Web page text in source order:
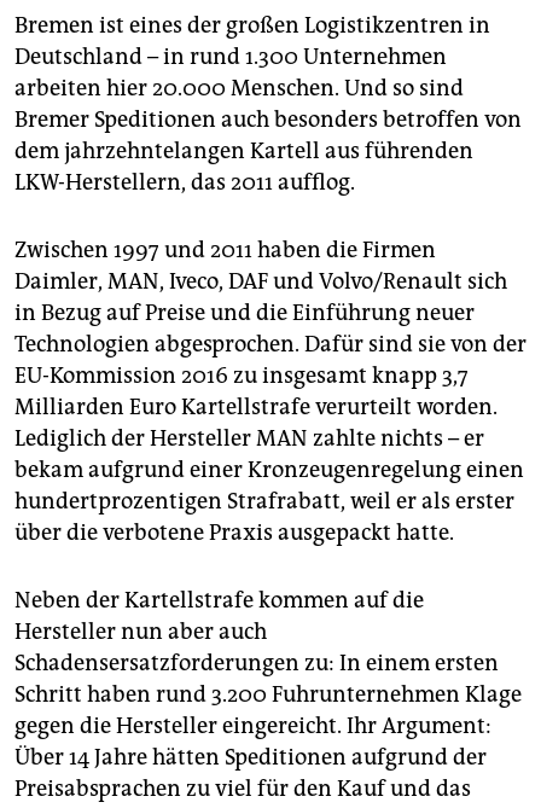
genossenschaft
epaper login
Bremen ist eines der großen Logistikzentren in
Deutschland – in rund 1.300 Unternehmen
arbeiten hier 20.000 Menschen. Und so sind
Bremer Speditionen auch besonders betroffen von
dem jahrzehntelangen Kartell aus führenden
LKW-Herstellern, das 2011 aufflog.
Zwischen 1997 und 2011 haben die Firmen
Daimler, MAN, Iveco, DAF und Volvo/Renault sich
in Bezug auf Preise und die Einführung neuer
Technologien abgesprochen. Dafür sind sie von der
EU-Kommission 2016 zu insgesamt knapp 3,7
Milliarden Euro Kartellstrafe verurteilt worden.
Lediglich der Hersteller MAN zahlte nichts – er
bekam aufgrund einer Kronzeugenregelung einen
hundertprozentigen Strafrabatt, weil er als erster
über die verbotene Praxis ausgepackt hatte.
Neben der Kartellstrafe kommen auf die
Hersteller nun aber auch
Schadensersatzforderungen zu: In einem ersten
Schritt haben rund 3.200 Fuhrunternehmen Klage
gegen die Hersteller eingereicht. Ihr Argument:
Über 14 Jahre hätten Speditionen aufgrund der
Preisabsprachen zu viel für den Kauf und das